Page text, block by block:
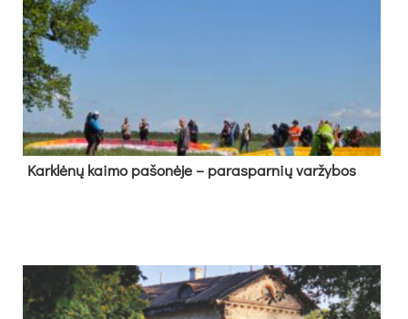
Kark­lė­nų kai­mo pa­šo­nė­je – pa­ras­par­nių var­žy­bos